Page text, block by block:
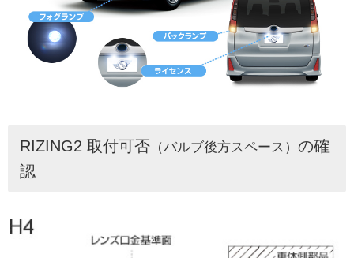
RIZING2 取付可否 （バルブ後方スペース） の確
認